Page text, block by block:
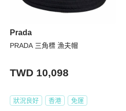
Prada
PRADA 三角標 漁夫帽
TWD 10,098
狀況良好 香港 免運